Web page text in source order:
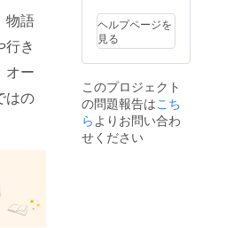
物語
行き
オー
はの
だけま
す。
※チケッ
トはお
み時に
ご記入
いただ
いた
メール
イラス
トを入
れた
グッズ
下から2
つ選ん
でいた
だけま
す。
ケット
詳細＞
・日
時：︎ク
ファン
ディン
グ終了
後、順
次ご案
ヘルプページを
見る
このプロジェクト
の問題報告はこち
ら よりお問い合わ
せください